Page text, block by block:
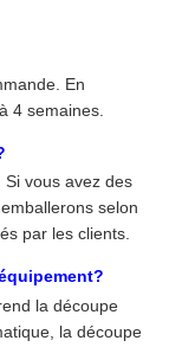
En
4 semaines.
vous avez des
selon
par les clients.
la découpe
la découpe